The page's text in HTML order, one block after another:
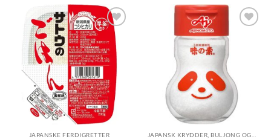
Legg til i
ønskeliste
JAPANSKE FERDIGRETTER
Legg til i